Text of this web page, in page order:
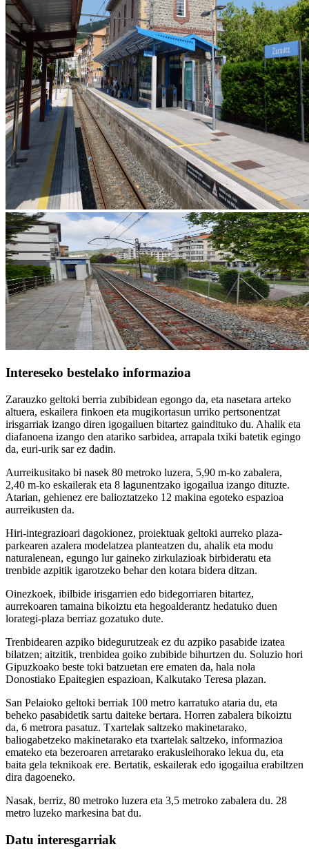
Intereseko bestelako informazioa
Zarauzko geltoki berria zubibidean egongo da, eta nasetara arteko
altuera, eskailera finkoen eta mugikortasun urriko pertsonentzat
irisgarriak izango diren igogailuen bitartez gaindituko du. Ahalik eta
diafanoena izango den atariko sarbidea, arrapala txiki batetik egingo
da, euri-urik sar ez dadin.
Aurreikusitako bi nasek 80 metroko luzera, 5,90 m-ko zabalera,
2,40 m-ko eskailerak eta 8 lagunentzako igogailua izango dituzte.
Atarian, gehienez ere balioztatzeko 12 makina egoteko espazioa
aurreikusten da.
Hiri-integrazioari dagokionez, proiektuak geltoki aurreko plaza-
parkearen azalera modelatzea planteatzen du, ahalik eta modu
naturalenean, egungo lur gaineko zirkulazioak birbideratu eta
trenbide azpitik igarotzeko behar den kotara bidera ditzan.
Oinezkoek, ibilbide irisgarrien edo bidegorriaren bitartez,
aurrekoaren tamaina bikoiztu eta hegoalderantz hedatuko duen
lorategi-plaza berriaz gozatuko dute.
Trenbidearen azpiko bidegurutzeak ez du azpiko pasabide izatea
bilatzen; aitzitik, trenbidea goiko zubibide bihurtzen du. Soluzio hori
Gipuzkoako beste toki batzuetan ere ematen da, hala nola
Donostiako Epaitegien espazioan, Kalkutako Teresa plazan.
San Pelaioko geltoki berriak 100 metro karratuko ataria du, eta
beheko pasabidetik sartu daiteke bertara. Horren zabalera bikoiztu
da, 6 metrora pasatuz. Txartelak saltzeko makinetarako,
baliogabetzeko makinetarako eta txartelak saltzeko, informazioa
emateko eta bezeroaren arretarako erakusleihorako lekua du, eta
baita gela teknikoak ere. Bertatik, eskailerak edo igogailua erabiltzen
dira dagoeneko.
Nasak, berriz, 80 metroko luzera eta 3,5 metroko zabalera du. 28
metro luzeko markesina bat du.
Datu interesgarriak